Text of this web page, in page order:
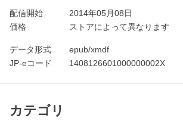
配信開始
2014年05月08日
価格
ストアによって異なります
データ形式
epub/xmdf
JP-eコード
1408126601000000002X
カテゴリ